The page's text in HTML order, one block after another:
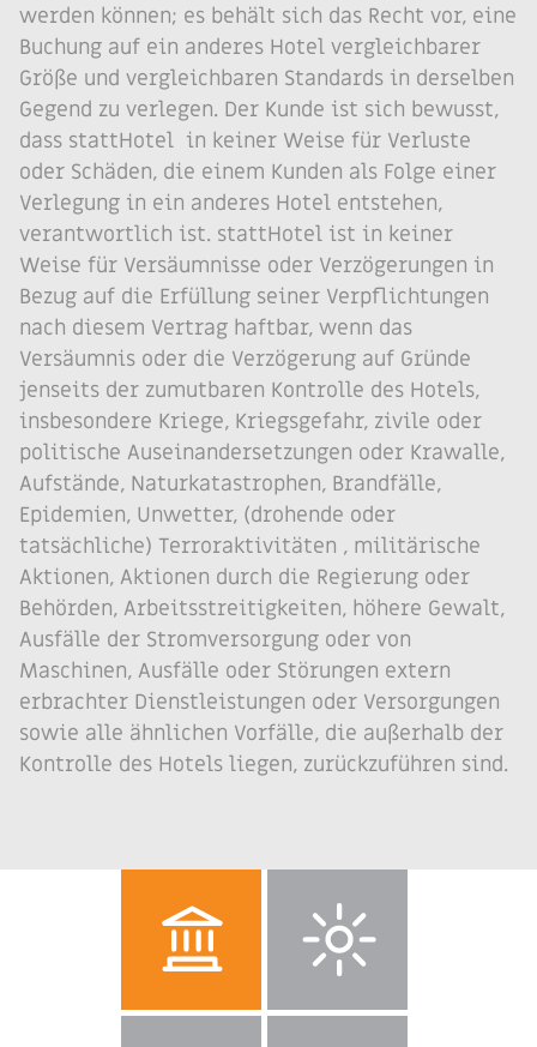
werden können; es behält sich das Recht vor, eine
Buchung auf ein anderes Hotel vergleichbarer
Größe und vergleichbaren Standards in derselben
Gegend zu verlegen. Der Kunde ist sich bewusst,
dass stattHotel in keiner Weise für Verluste
oder Schäden, die einem Kunden als Folge einer
Verlegung in ein anderes Hotel entstehen,
verantwortlich ist. stattHotel ist in keiner
Weise für Versäumnisse oder Verzögerungen in
Bezug auf die Erfüllung seiner Verpflichtungen
nach diesem Vertrag haftbar, wenn das
Versäumnis oder die Verzögerung auf Gründe
jenseits der zumutbaren Kontrolle des Hotels,
insbesondere Kriege, Kriegsgefahr, zivile oder
politische Auseinandersetzungen oder Krawalle,
Aufstände, Naturkatastrophen, Brandfälle,
Epidemien, Unwetter, (drohende oder
tatsächliche) Terroraktivitäten , militärische
Aktionen, Aktionen durch die Regierung oder
Behörden, Arbeitsstreitigkeiten, höhere Gewalt,
Ausfälle der Stromversorgung oder von
Maschinen, Ausfälle oder Störungen extern
erbrachter Dienstleistungen oder Versorgungen
sowie alle ähnlichen Vorfälle, die außerhalb der
Kontrolle des Hotels liegen, zurückzuführen sind.